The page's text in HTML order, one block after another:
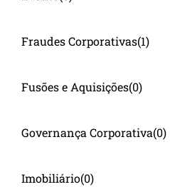
Fraudes Corporativas(1)
Fusões e Aquisições(0)
Governança Corporativa(0)
Imobiliário(0)